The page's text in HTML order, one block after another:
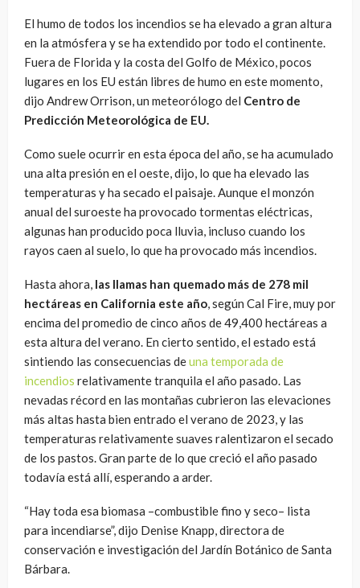
El humo de todos los incendios se ha elevado a gran altura
en la atmósfera y se ha extendido por todo el continente.
Fuera de Florida y la costa del Golfo de México, pocos
lugares en los EU están libres de humo en este momento,
dijo Andrew Orrison, un meteorólogo del Centro de
Predicción Meteorológica de EU.
Como suele ocurrir en esta época del año, se ha acumulado
una alta presión en el oeste, dijo, lo que ha elevado las
temperaturas y ha secado el paisaje. Aunque el monzón
anual del suroeste ha provocado tormentas eléctricas,
algunas han producido poca lluvia, incluso cuando los
rayos caen al suelo, lo que ha provocado más incendios.
Hasta ahora, las llamas han quemado más de 278 mil
hectáreas en California este año, según Cal Fire, muy por
encima del promedio de cinco años de 49,400 hectáreas a
esta altura del verano. En cierto sentido, el estado está
sintiendo las consecuencias deuna temporada de
incendios relativamente tranquila el año pasado. Las
nevadas récord en las montañas cubrieron las elevaciones
más altas hasta bien entrado el verano de 2023, y las
temperaturas relativamente suaves ralentizaron el secado
de los pastos. Gran parte de lo que creció el año pasado
todavía está allí, esperando a arder.
“Hay toda esa biomasa –combustible fino y seco– lista
para incendiarse”, dijo Denise Knapp, directora de
conservación e investigación del Jardín Botánico de Santa
Bárbara.